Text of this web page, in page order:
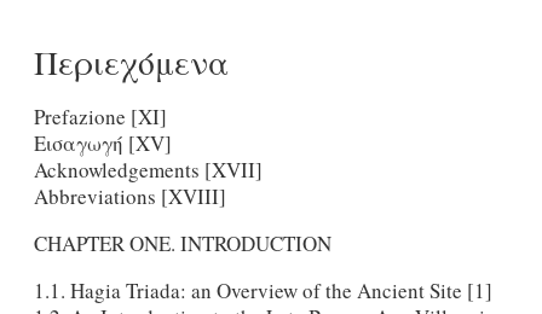
Περιεχόμενα
Prefazione [XI]
Εισαγωγή [ΧV]
Acknowledgements [XVII]
Abbreviations [XVIII]
CHAPTER ONE. INTRODUCTION
1.1. Hagia Triada: an Overview of the Ancient Site [1]